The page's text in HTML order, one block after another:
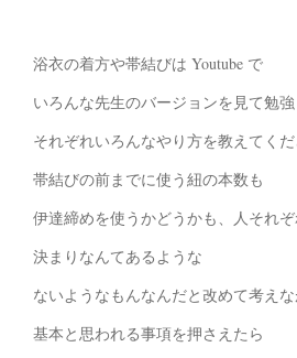
浴衣の着方や帯結びは Youtube で
いろんな先生のバージョンを見て勉強
それぞれいろんなやり方を教えてくだ
帯結びの前までに使う紐の本数も
伊達締めを使うかどうかも、人それぞ
決まりなんてあるような
ないようなもんなんだと改めて考えな
基本と思われる事項を押さえたら